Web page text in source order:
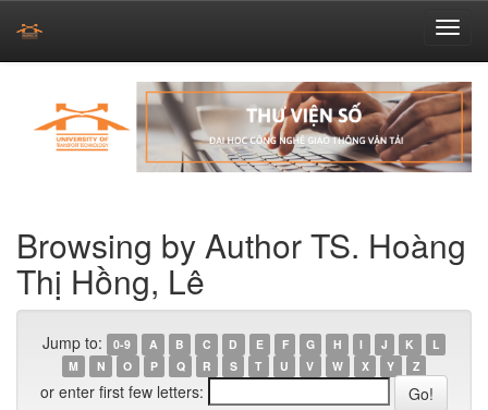
navigation
Browsing by Author TS. Hoàng
Thị Hồng, Lê
Jump to: 0-9 A B C D E F G H I J K
L
M
N O P Q R S T U V W X Y Z
or enter first few letters: